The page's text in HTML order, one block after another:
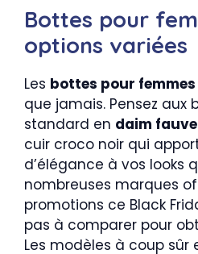
Bottes pour
options variées
Les bottes pour femmes
que jamais. Pensez aux
standard en daim fauve
cuir croco noir qui
d’élégance à vos looks
nombreuses marques
promotions ce Black
pas à comparer pour
Les modèles à coup sûr